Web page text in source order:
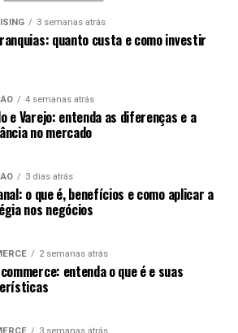
3 semanas atrás
quanto custa e como investir
4 semanas atrás
e Varejo: entenda as diferenças e a
no mercado
3 dias atrás
o que é, benefícios e como aplicar a
nos negócios
2 semanas atrás
entenda o que é e suas